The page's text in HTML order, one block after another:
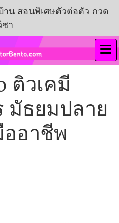
น สอนพิเศษตัวต่อตัว กวด
ชา
ติวเคมี
มัธยมปลาย
อาชีพ